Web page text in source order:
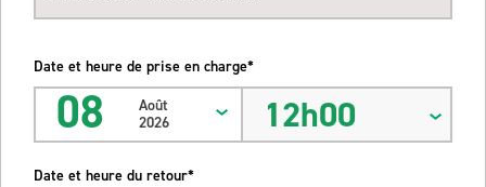
Date et heure de prise en charge*
08
Août
2026
12h00
Date et heure du retour*